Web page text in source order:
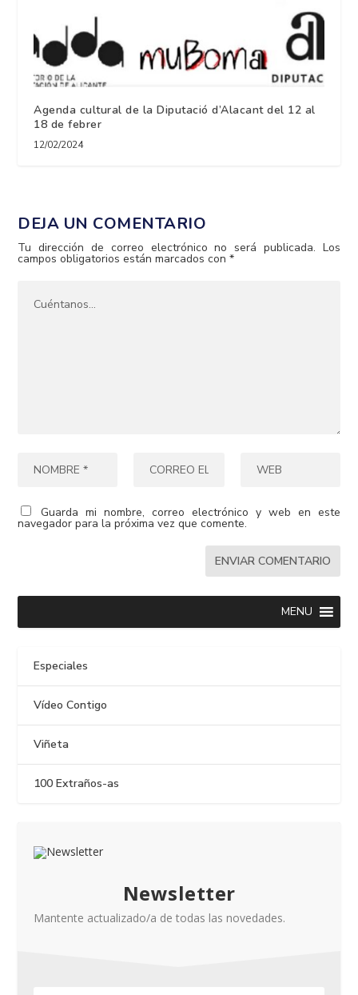
Agenda cultural de la Diputació d’Alacant del 12 al
18 de febrer
12/02/2024
DEJA UN COMENTARIO
Tu dirección de correo electrónico no será publicada. Los
campos obligatorios están marcados con*
Guarda mi nombre, correo electrónico y web en este
navegador para la próxima vez que comente.
MENU
Especiales
Vídeo Contigo
Viñeta
100 Extraños-as
Newsletter
Mantente actualizado/a de todas las novedades.